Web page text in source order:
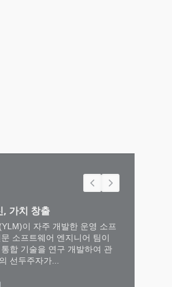
, 가치 창출
이 자주 개발한 운영 소프
소프트웨어 엔지니어 팀이
합 기술을 연구 개발하여 관
선두주자가...